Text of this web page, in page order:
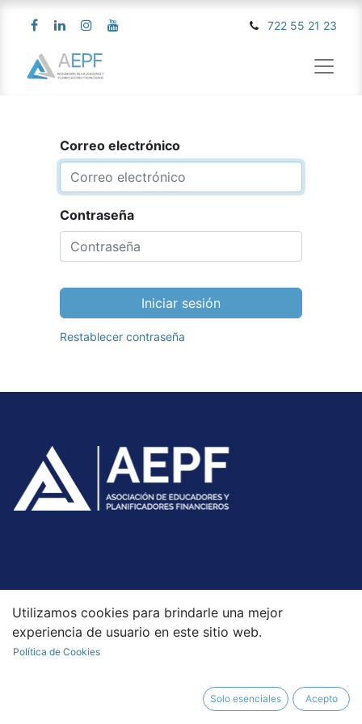
722 55 21 23
Correo electrónico
Contraseña
Iniciar sesión
Restablecer contraseña
Servicios
Para empresas
Para profesionales financieros
Utilizamos cookies para brindarle una mejor
experiencia de usuario en este sitio web.
Política de Cookies
Solo esenciales Acepto